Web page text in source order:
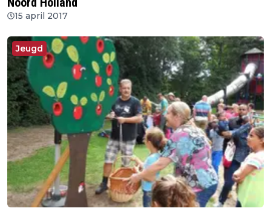
15 april 2017
Jeugd